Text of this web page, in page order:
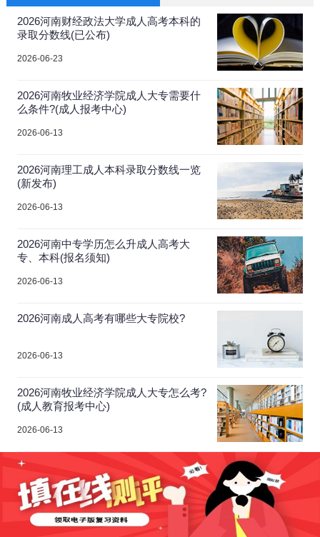
2026河南财经政法大学成人高考本科的
录取分数线(已公布)
2026-06-23
2026河南牧业经济学院成人大专需要什
么条件?(成人报考中心)
2026-06-13
2026河南理工成人本科录取分数线一览
(新发布)
2026-06-13
2026河南中专学历怎么升成人高考大
专、本科(报名须知)
2026-06-13
2026河南成人高考有哪些大专院校?
2026-06-13
2026河南牧业经济学院成人大专怎么考?
(成人教育报考中心)
2026-06-13